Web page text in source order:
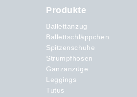
Produkte
Ballettanzug
Ballettschläppchen
Spitzenschuhe
Strumpfhosen
Ganzanzüge
Leggings
Tutus